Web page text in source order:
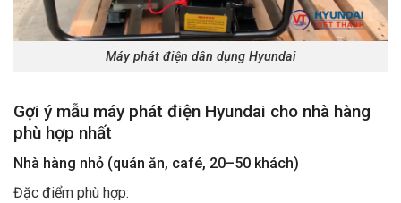
Máy phát điện dân dụng Hyundai
Gợi ý mẫu máy phát điện Hyundai cho nhà hàng
phù hợp nhất
Nhà hàng nhỏ (quán ăn, café, 20–50 khách)
Đặc điểm phù hợp: